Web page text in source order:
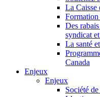
La Caisse
Des
syndicat
La santé
Canada
Enjeux
Enjeux
Société